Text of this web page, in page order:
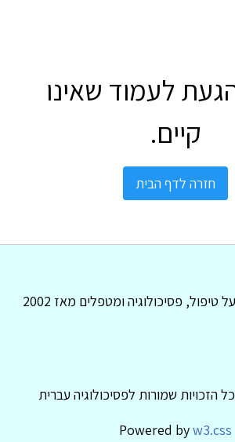
לעמוד שאינו
קיים.
חזרה לדף הבית
טיפול, פסיכולוגיה ומטפלים מאז 2002
Powered byw3.css